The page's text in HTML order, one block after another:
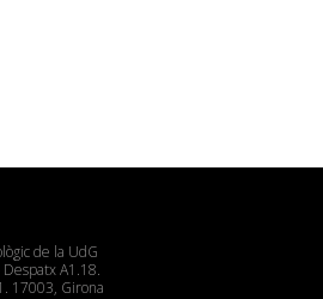
de la UdG
A1.18.
17003, Girona